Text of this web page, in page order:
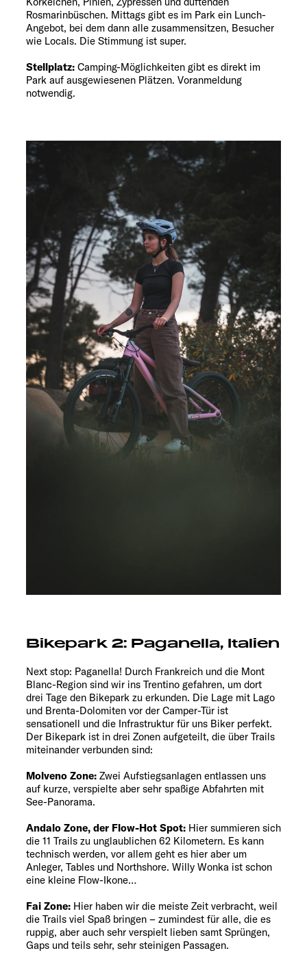
Rosmarinbüschen. Mittags gibt es im Park ein Lunch-
Angebot, bei dem dann alle zusammensitzen, Besucher
wie Locals. Die Stimmung ist super.
Stellplatz: Camping-Möglichkeiten gibt es direkt im
Park auf ausgewiesenen Plätzen. Voranmeldung
notwendig.
Bikepark 2: Paganella, Italien
Next stop: Paganella! Durch Frankreich und die Mont
Blanc-Region sind wir ins Trentino gefahren, um dort
drei Tage den Bikepark zu erkunden. Die Lage mit Lago
und Brenta-Dolomiten vor der Camper-Tür ist
sensationell und die Infrastruktur für uns Biker perfekt.
Der Bikepark ist in drei Zonen aufgeteilt, die über Trails
miteinander verbunden sind:
Molveno Zone: Zwei Aufstiegsanlagen entlassen uns
auf kurze, verspielte aber sehr spaßige Abfahrten mit
See-Panorama.
Andalo Zone, der Flow-Hot Spot: Hier summieren sich
die 11 Trails zu unglaublichen 62 Kilometern. Es kann
technisch werden, vor allem geht es hier aber um
Anleger, Tables und Northshore. Willy Wonka ist schon
eine kleine Flow-Ikone…
Fai Zone: Hier haben wir die meiste Zeit verbracht, weil
die Trails viel Spaß bringen – zumindest für alle, die es
ruppig, aber auch sehr verspielt lieben samt Sprüngen,
Gaps und teils sehr, sehr steinigen Passagen.